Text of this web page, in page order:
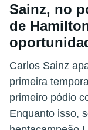
Sainz, no
de
Carlos Sainz
primeira
primeiro pódio
Enquanto isso,